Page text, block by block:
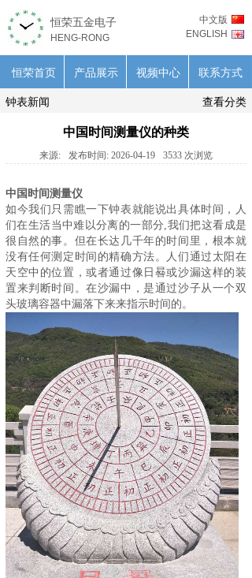
中文版
ENGLISH
恒荣五金电子
HENG-RONG
恒荣首页 产品展示 视频中心 联系方式
查看分类
钟表新闻
中国时间测量仪的种类
来源: 发布时间: 2026-04-19 3533 次浏览
中国时间测量仪
如今我们只需瞧一下钟表就能说出具体时间，人
们在生活当中难以分离的一部分,我们把这看成是
很自然的事。但在长达几千年的时间里，根本就
没有任何测定时间的精确方法。人们通过太阳在
天空中的位置，或者通过像日晷或沙漏这样的装
置来判断时间。在沙漏中，是通过沙子从一个双
头玻璃容器中漏落下来来指示时间的。